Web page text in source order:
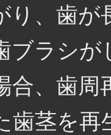
り、歯
ブラシ
合、歯周
歯茎を再